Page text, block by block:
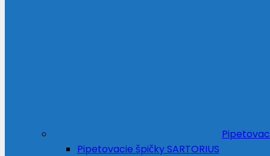
Pipetovacie špičky SARTORIUS